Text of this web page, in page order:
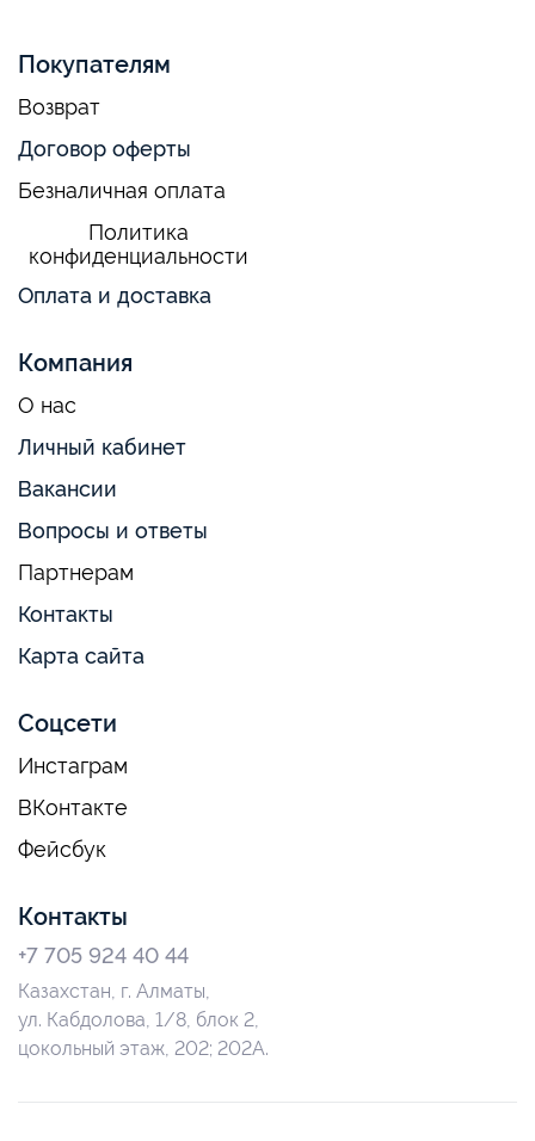
Покупателям
Возврат
Договор оферты
Безналичная оплата
Политика
конфиденциальности
Оплата и доставка
Компания
О нас
Личный кабинет
Вакансии
Вопросы и ответы
Партнерам
Контакты
Карта сайта
Соцсети
Инстаграм
ВКонтакте
Фейсбук
Контакты
+7 705 924 40 44
Казахстан, г. Алматы,
ул. Кабдолова, 1/8, блок 2,
цокольный этаж, 202; 202А.